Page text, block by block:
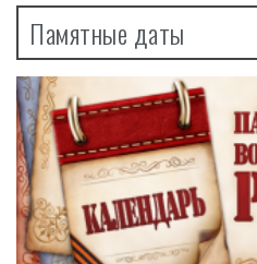
Памятные даты